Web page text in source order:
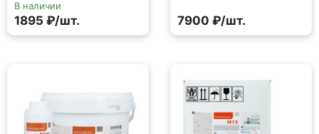
В наличии
1895 ₽/шт. 7900 ₽/шт.